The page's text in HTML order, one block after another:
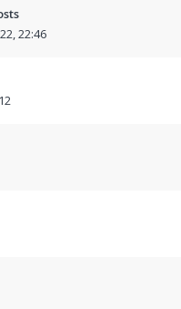
22:46